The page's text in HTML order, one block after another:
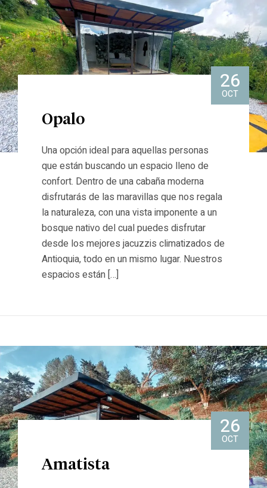
26
OCT
Opalo
Una opción ideal para aquellas personas
que están buscando un espacio lleno de
confort. Dentro de una cabaña moderna
disfrutarás de las maravillas que nos regala
la naturaleza, con una vista imponente a un
bosque nativo del cual puedes disfrutar
desde los mejores jacuzzis climatizados de
Antioquia, todo en un mismo lugar. Nuestros
espacios están […]
26
OCT
Amatista